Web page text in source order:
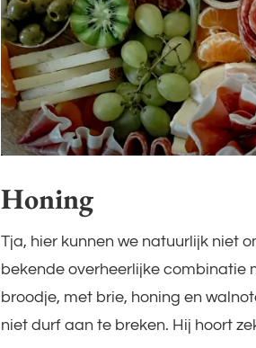
Honing
Tja, hier kunnen we natuurlijk niet
bekende overheerlijke combinatie
broodje, met brie, honing en
niet durf aan te breken. Hij hoort